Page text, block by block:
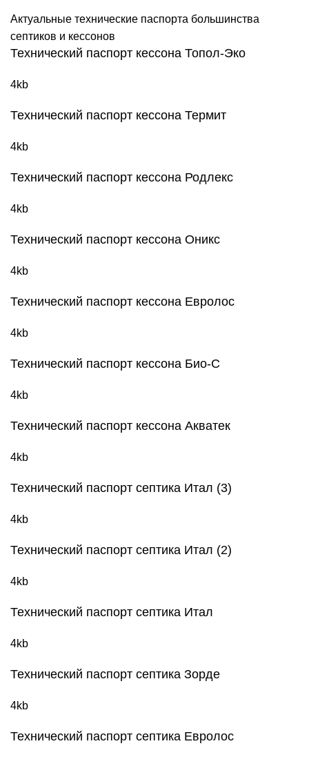
Актуальные технические паспорта большинства
септиков и кессонов
Технический паспорт кессона Топол-Эко
4kb
Технический паспорт кессона Термит
4kb
Технический паспорт кессона Родлекс
4kb
Технический паспорт кессона Оникс
4kb
Технический паспорт кессона Евролос
4kb
Технический паспорт кессона Био-С
4kb
Технический паспорт кессона Акватек
4kb
Технический паспорт септика Итал (3)
4kb
Технический паспорт септика Итал (2)
4kb
Технический паспорт септика Итал
4kb
Технический паспорт септика Зорде
4kb
Технический паспорт септика Евролос